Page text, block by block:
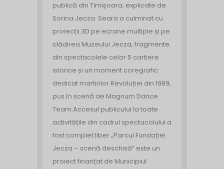
publică din Timișoara, explicate de
Sorina Jecza. Seara a culminat cu
proiecții 3D pe ecrane multiple și pe
clădirea Muzeului Jecza, fragmente
din spectacolele celor 5 cartiere
istorice și un moment coregrafic
dedicat martirilor Revoluției din 1989,
pus în scenă de Magnum Dance
Team.Accesul publicului la toate
activitățile din cadrul spectacolului a
fost complet liber.„Parcul Fundației
Jecza – scenă deschisă” este un
proiect finanțat de Municipiul